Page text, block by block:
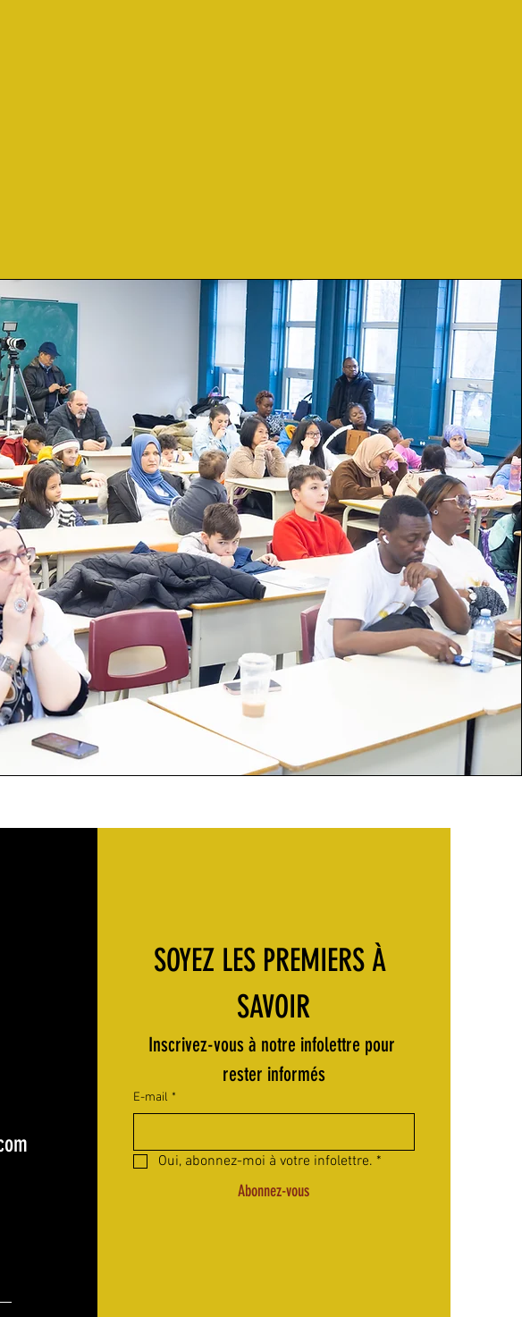
SOYEZ LES PREMIERS À
SAVOIR
Inscrivez-vous à notre infolettre pour
rester informés
E-mail *
Oui, abonnez-moi à votre infolettre. *
Abonnez-vous